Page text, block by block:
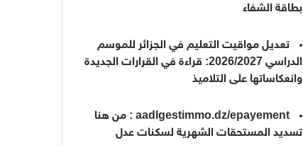
بطاقة الشفاء
تعديل مواقيت التعليم في الجزائر للموسم
الدراسي 2026/2027: قراءة في القرارات الجديدة
وانعكاساتها على التلاميذ
aadlgestimmo.dz/epayement : من هنا
تسديد المستحقات الشهرية لسكنات عدل